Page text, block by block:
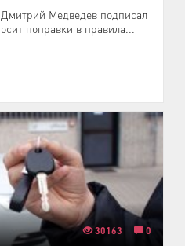
Медведев подписал
поправки в правила...
30163 0